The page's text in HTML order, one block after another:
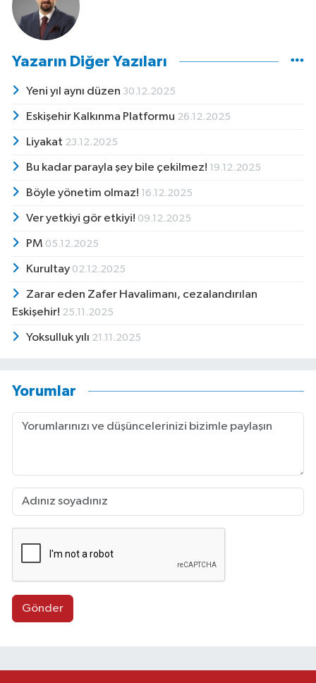
Yazarın Diğer Yazıları
Yeni yıl aynı düzen 30.12.2025
Eskişehir Kalkınma Platformu 26.12.2025
Liyakat 23.12.2025
Bu kadar parayla şey bile çekilmez! 19.12.2025
Böyle yönetim olmaz! 16.12.2025
Ver yetkiyi gör etkiyi! 09.12.2025
PM 05.12.2025
Kurultay 02.12.2025
Zarar eden Zafer Havalimanı, cezalandırılan
Eskişehir! 25.11.2025
Yoksulluk yılı 21.11.2025
Yorumlar
Gönder